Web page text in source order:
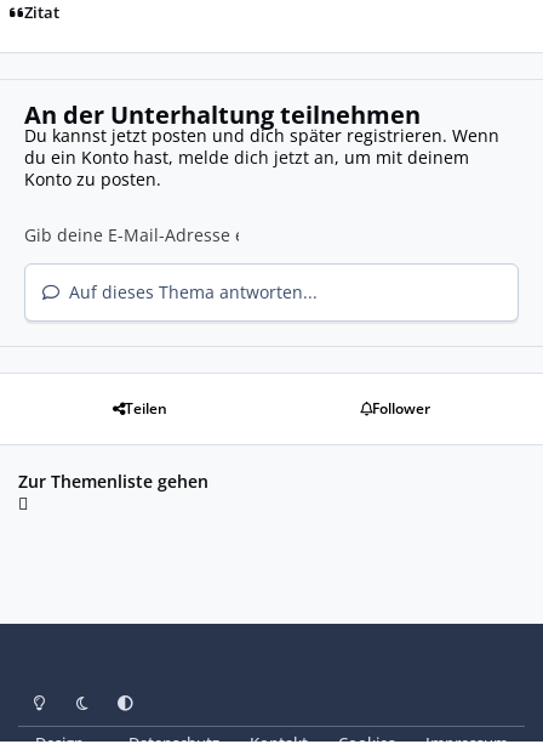
Zitat
An der Unterhaltung teilnehmen
Du kannst jetzt posten und dich später registrieren. Wenn
du ein Konto hast, melde dich jetzt an, um mit deinem
Konto zu posten.
Auf dieses Thema antworten...
Teilen Follower
Zur Themenliste gehen
Heller ModusDunkler Modus
Systemeinstellung
Design Datenschutz Kontakt Cookies Impressum